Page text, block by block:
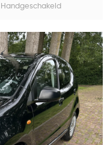
Handgeschakeld